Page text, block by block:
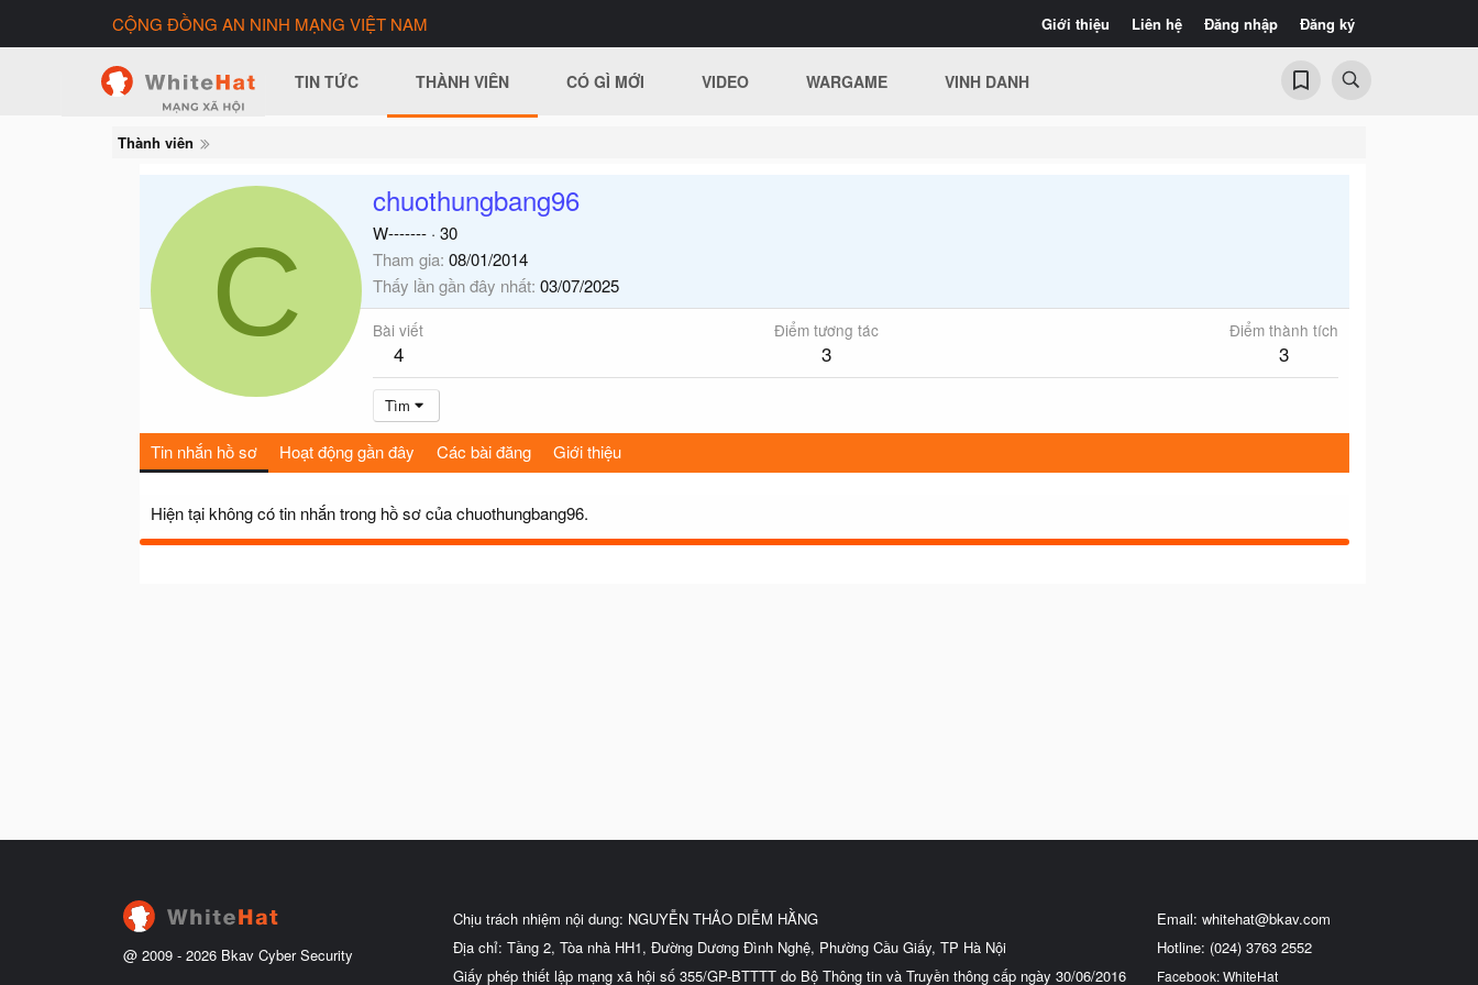
Giới thiệu Liên hệ Đăng nhập Đăng ký
CỘNG ĐỒNG AN NINH MẠNG VIỆT NAM
TIN TỨC THÀNH VIÊN CÓ GÌ MỚI VIDEO WARGAME VINH DANH
Thành viên
C
chuothungbang96
W------- · 30
Tham gia 08/01/2014
Thấy lần gần đây nhất 03/07/2025
Bài viết
4
Điểm tương tác
3
Điểm thành tích
3
Tìm
Tin nhắn hồ sơ Hoạt động gần đây Các bài đăng Giới thiệu
Hiện tại không có tin nhắn trong hồ sơ của chuothungbang96.
@ 2009 - 2026 Bkav Cyber Security
Chịu trách nhiệm nội dung: NGUYỄN THẢO DIỄM HẰNG
Địa chỉ: Tầng 2, Tòa nhà HH1, Đường Dương Đình Nghệ, Phường Cầu Giấy, TP Hà Nội
Giấy phép thiết lập mạng xã hội số 355/GP-BTTTT do Bộ Thông tin và Truyền thông cấp ngày 30/06/2016
Email: whitehat@bkav.com
Hotline: (024) 3763 2552
Facebook: WhiteHat